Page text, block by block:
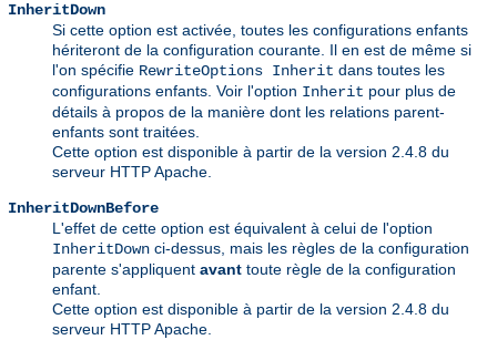
InheritDown
Si cette option est activée, toutes les configurations enfants
hériteront de la configuration courante. Il en est de même si
l'on spécifie RewriteOptions Inherit dans toutes les
configurations enfants. Voir l'option Inherit pour plus de
détails à propos de la manière dont les relations parent-
enfants sont traitées.
Cette option est disponible à partir de la version 2.4.8 du
serveur HTTP Apache.
InheritDownBefore
L'effet de cette option est équivalent à celui de l'option
InheritDown ci-dessus, mais les règles de la configuration
parente s'appliquent avant toute règle de la configuration
enfant.
Cette option est disponible à partir de la version 2.4.8 du
serveur HTTP Apache.